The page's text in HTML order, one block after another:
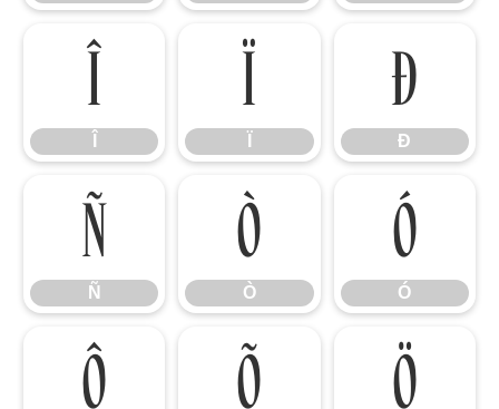
Î Ï Ð
Ð
Ñ
Ñ
Ò
Ò
Ó
Ó
Ô Õ Ö